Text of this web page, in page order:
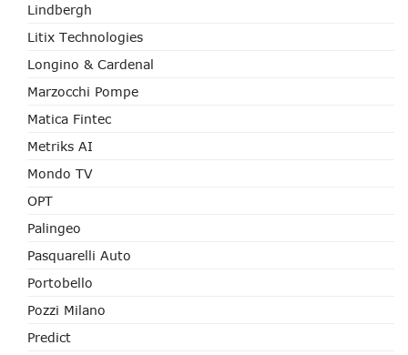
Lindbergh
Litix Technologies
Longino & Cardenal
Marzocchi Pompe
Matica Fintec
Metriks AI
Mondo TV
OPT
Palingeo
Pasquarelli Auto
Portobello
Pozzi Milano
Predict